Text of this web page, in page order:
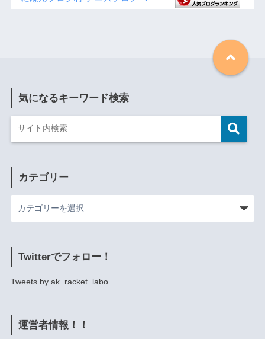
気になるキーワード検索
カテゴリー
Twitterでフォロー！
Tweets by ak_racket_labo
運営者情報！！